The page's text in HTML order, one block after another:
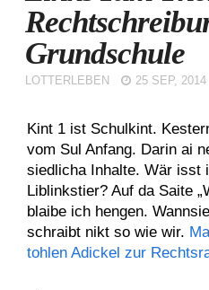
Grundschule
LOTTERLEBEN 25 SEP, 2014
Kint 1 ist Schulkint.
vom Sul Anfang. Darin ai
siedlicha Inhalte. Wär isst
Liblinkstier? Auf da Saite
blaibe ich hengen.
schraibt nikt so wie wir.
tohlen Adickel zur